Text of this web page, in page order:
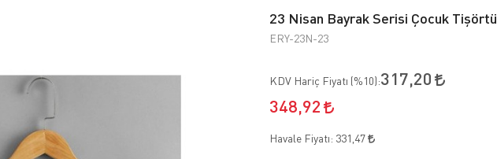
23 Nisan Bayrak Serisi Çocuk Tişörtü
ERY-23N-23
KDV Hariç Fiyatı (%10):317,20
348,92
Havale Fiyatı: 331,47